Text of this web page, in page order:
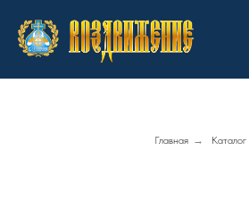
Главная → Каталог